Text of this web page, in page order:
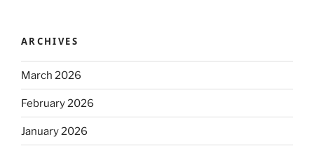
ARCHIVES
March 2026
February 2026
January 2026